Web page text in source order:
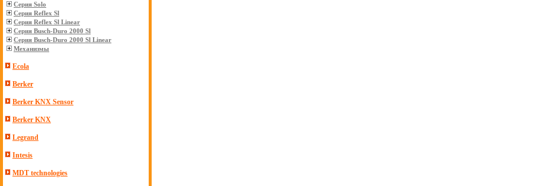
Серия Solo
Серия Reflex Sl
Серия Reflex Sl Linear
Серия Busch-Duro 2000 Sl
Серия Busch-Duro 2000 Sl Linear
Механизмы
Ecola
Berker
Berker KNX Sensor
Berker KNX
Legrand
Intesis
MDT technologies